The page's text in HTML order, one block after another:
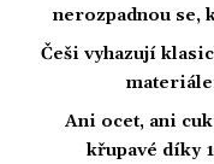
nerozpadnou se,
Češi vyhazují
Ani ocet, ani
křupavé díky